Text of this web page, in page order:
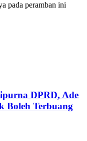
pada peramban ini
DPRD, Ade
Boleh Terbuang